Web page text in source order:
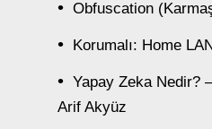
Obfuscation
Korumalı: Home
Yapay Zeka Nedir?
Arif Akyüz